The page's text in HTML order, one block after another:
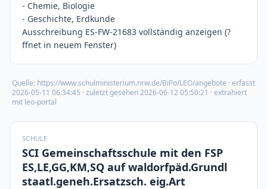
- Chemie, Biologie
- Geschichte, Erdkunde
Ausschreibung ES-FW-21683 vollständig anzeigen (?
ffnet in neuem Fenster)
Quelle: https://www.schulministerium.nrw.de/BiPo/LEO/angebote · erfasst
2026-05-11 06:34:45 · zuletzt gesehen2026-06-12 05:50:21 · extrahiert
mit leo-portal
SCHULE
SCI Gemeinschaftsschule mit den FSP
ES,LE,GG,KM,SQ auf waldorfpäd.Grundl
staatl.geneh.Ersatzsch. eig.Art